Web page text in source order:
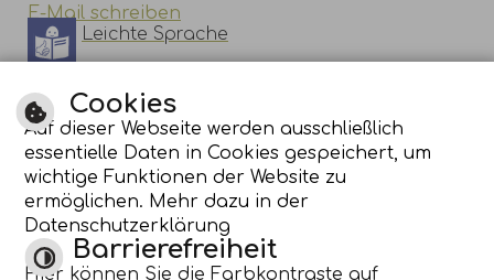
E-Mail schreiben
Leichte Sprache
Cookies
Auf dieser Webseite werden ausschließlich
essentielle Daten in Cookies gespeichert, um
wichtige Funktionen der Website zu
ermöglichen. Mehr dazu in der
Datenschutzerklärung
Barrierefreiheit
Hier können Sie die Farbkontraste auf